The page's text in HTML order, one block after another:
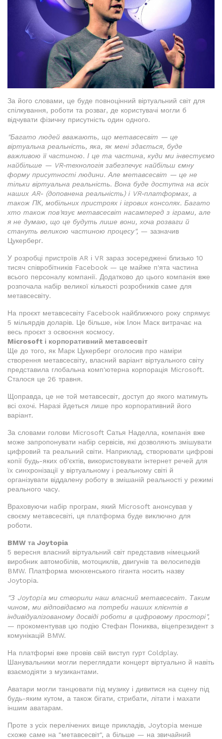
За його словами, це буде повноцінний віртуальний світ для
спілкування, роботи та розваг, де користувачі могли б
відчувати фізичну присутність один одного.
"Багато людей вважають, що метавсесвіт — це
віртуальна реальність, яка, як мені здається, буде
важливою її частиною. І це та частина, куди ми інвестуємо
найбільше — VR-технологія забезпечує найбільш ємну
форму присутності людини. Але метавсесвіт — це не
тільки віртуальна реальність. Вона буде доступна на всіх
наших AR- (доповнена реальність) і VR-платформах, а
також ПК, мобільних пристроях і ігрових консолях. Багато
хто також пов'язує метавсесвіт насамперед з іграми, але
я не думаю, що це будуть лише вони, хоча розваги й
стануть великою частиною процесу", — зазначив
Цукерберг.
У розробці пристроїв AR і VR зараз зосереджені близько 10
тисяч співробітників Facebook — це майже п'ята частина
всього персоналу компанії. Додатково до цього компанія вже
розпочала набір великої кількості розробників саме для
метавсесвіту.
На проєкт метавсесвіту Facebook найближчого року спрямує
5 мільярдів доларів. Це більше, ніж Ілон Маск витрачає на
весь проєкт з освоєння космосу.
Microsoft і корпоративний метавсесвіт
Ще до того, як Марк Цукерберг оголосив про наміри
створення метавсесвіту, власний варіант віртуального світу
представила глобальна комп'ютерна корпорація Microsoft.
Сталося це 26 травня.
Щоправда, це не той метавсесвіт, доступ до якого матимуть
всі охочі. Наразі йдеться лише про корпоративний його
варіант.
За словами голови Microsoft Сатья Наделла, компанія вже
може запропонувати набір сервісів, які дозволяють змішувати
цифровий та реальний світи. Наприклад, створювати цифрові
копії будь-яких об'єктів, використовувати інтернет речей для
їх синхронізації у віртуальному і реальному світі й
організувати віддалену роботу в змішаній реальності у режимі
реального часу.
Враховуючи набір програм, який Microsoft анонсував у
своєму метавсесвіті, ця платформа буде виключно для
роботи.
BMW та Joytopia
5 вересня власний віртуальний світ представив німецький
виробник автомобілів, мотоциклів, двигунів та велосипедів
BMW. Платформа мюнхенського гіганта носить назву
Joytopia.
"З Joytopia ми створили наш власний метавсесвіт. Таким
чином, ми відповідаємо на потреби наших клієнтів в
індивідуалізованому досвіді роботи в цифровому просторі",
— прокоментував цю подію Стефан Пониква, віцепрезидент з
комунікацій BMW.
На платформі вже провів свій виступ гурт Coldplay.
Шанувальники могли переглядати концерт віртуально й навіть
взаємодіяти з музикантами.
Аватари могли танцювати під музику і дивитися на сцену під
будь-яким кутом, а також бігати, стрибати, літати і махати
іншим аватарам.
Проте з усіх перелічених вище прикладів, Joytopia менше
схоже саме на "метавсесвіт", а більше — на звичайний